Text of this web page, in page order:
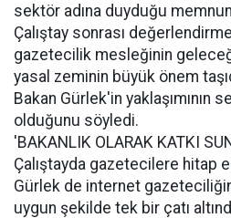
sektör adına duyduğu
Çalıştay sonrası
gazetecilik mesleğinin
yasal zeminin büyük önem
Bakan Gürlek'in yaklaşımının
olduğunu söyledi.
'BAKANLIK OLARAK KATKI
Çalıştayda gazetecilere hitap
Gürlek de internet
uygun şekilde tek bir çatı